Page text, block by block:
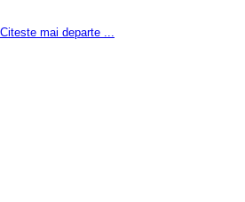
Citeste mai departe ...